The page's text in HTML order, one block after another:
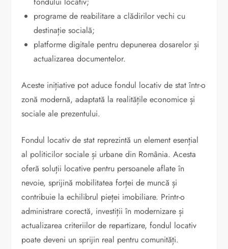
programe de reabilitare a clădirilor vechi cu
destinație socială;
platforme digitale pentru depunerea dosarelor și
actualizarea documentelor.
Aceste inițiative pot aduce fondul locativ de stat într-o
zonă modernă, adaptată la realitățile economice și
sociale ale prezentului.
Fondul locativ de stat reprezintă un element esențial
al politicilor sociale și urbane din România. Acesta
oferă soluții locative pentru persoanele aflate în
nevoie, sprijină mobilitatea forței de muncă și
contribuie la echilibrul pieței imobiliare. Printr-o
administrare corectă, investiții în modernizare și
actualizarea criteriilor de repartizare, fondul locativ
poate deveni un sprijin real pentru comunități.